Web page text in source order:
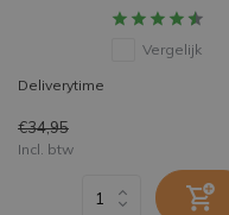
Vergelijk
Deliverytime
€34,95
Incl. btw